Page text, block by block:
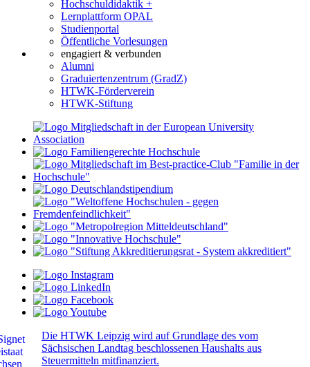
Hochschuldidaktik +
Lernplattform OPAL
Studienportal
Öffentliche Vorlesungen
engagiert & verbunden
Alumni
Graduiertenzentrum (GradZ)
HTWK-Förderverein
HTWK-Stiftung
Die HTWK Leipzig wird auf Grundlage des vom
Sächsischen Landtag beschlossenen Haushalts aus
Steuermitteln mitfinanziert.